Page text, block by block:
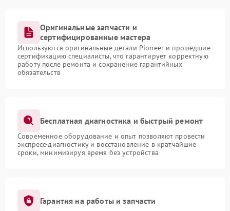
Оригинальные запчасти и
сертифицированные мастера
Используются оригинальные детали Pioneer и прошедшие
сертификацию специалисты, что гарантирует корректную
работу после ремонта и сохранение гарантийных
обязательств
Бесплатная диагностика и быстрый ремонт
Современное оборудование и опыт позволяют провести
экспресс-диагностику и восстановление в кратчайшие
сроки, минимизируя время без устройства
Гарантия на работы и запчасти